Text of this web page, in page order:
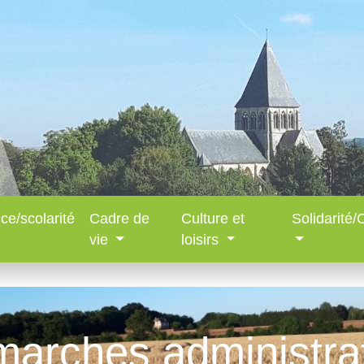
scolarité
Cadre de
vie
Culture et
loisirs
Solidarité/